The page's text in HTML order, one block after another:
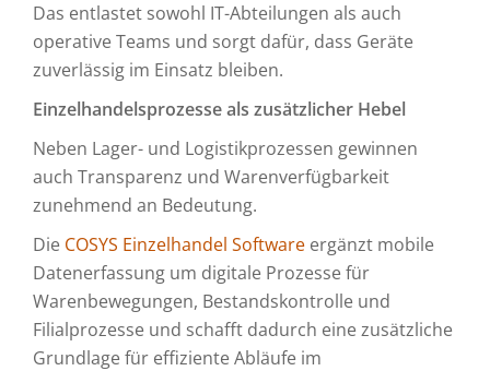
Das entlastet sowohl IT-Abteilungen als auch
operative Teams und sorgt dafür, dass Geräte
zuverlässig im Einsatz bleiben.
Einzelhandelsprozesse als zusätzlicher Hebel
Neben Lager- und Logistikprozessen gewinnen
auch Transparenz und Warenverfügbarkeit
zunehmend an Bedeutung.
Die COSYS Einzelhandel Software ergänzt mobile
Datenerfassung um digitale Prozesse für
Warenbewegungen, Bestandskontrolle und
Filialprozesse und schafft dadurch eine zusätzliche
Grundlage für effiziente Abläufe im